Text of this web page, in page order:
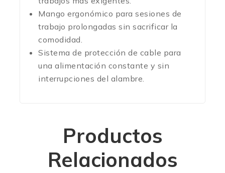
Mango ergonómico para sesiones de
trabajo prolongadas sin sacrificar la
comodidad.
Sistema de protección de cable para
una alimentación constante y sin
interrupciones del alambre.
Productos
Relacionados